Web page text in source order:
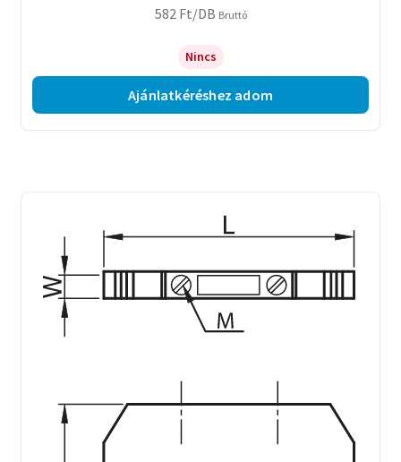
582 Ft/DB Bruttó
Nincs
Ajánlatkéréshez adom